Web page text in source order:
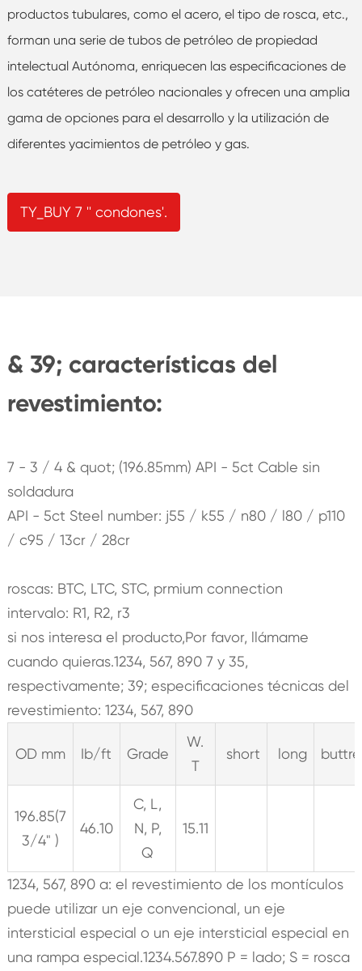
productos tubulares, como el acero, el tipo de rosca, etc.,
forman una serie de tubos de petróleo de propiedad
intelectual Autónoma, enriquecen las especificaciones de
los catéteres de petróleo nacionales y ofrecen una amplia
gama de opciones para el desarrollo y la utilización de
diferentes yacimientos de petróleo y gas.
TY_BUY 7 '' condones'.
& 39; características del
revestimiento:
7 - 3 / 4 & quot; (196.85mm) API - 5ct Cable sin
soldadura
API - 5ct Steel number: j55 / k55 / n80 / l80 / p110
/ c95 / 13cr / 28cr
roscas: BTC, LTC, STC, prmium connection
intervalo: R1, R2, r3
si nos interesa el producto,Por favor, llámame
cuando quieras.1234, 567, 890 7 y 35,
respectivamente; 39; especificaciones técnicas del
revestimiento: 1234, 567, 890
OD mm Ib/ft Grade
W.
T
short long
196.85(7
3/4" )
46.10
C, L,
N, P,
Q
15.11
1234, 567, 890 a: el revestimiento de los montículos
puede utilizar un eje convencional, un eje
intersticial especial o un eje intersticial especial en
una rampa especial.1234.567.890 P = lado; S = rosca